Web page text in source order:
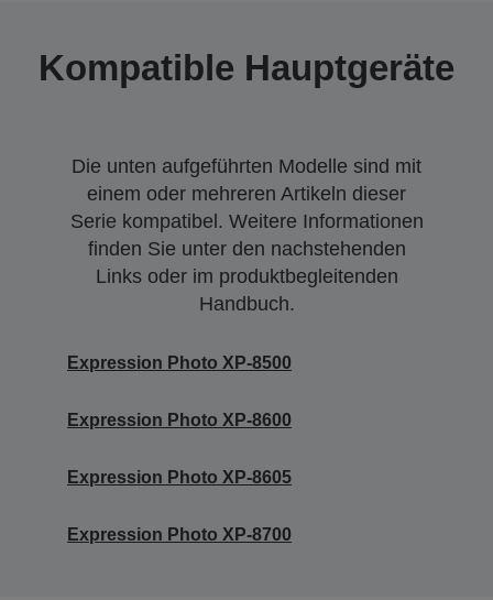
Kompatible Hauptgeräte
Die unten aufgeführten Modelle sind mit
einem oder mehreren Artikeln dieser
Serie kompatibel. Weitere Informationen
finden Sie unter den nachstehenden
Links oder im produktbegleitenden
Handbuch.
Expression Photo XP-8500
Expression Photo XP-8600
Expression Photo XP-8605
Expression Photo XP-8700